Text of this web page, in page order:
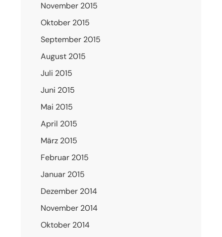
November 2015
Oktober 2015
September 2015
August 2015
Juli 2015
Juni 2015
Mai 2015
April 2015
März 2015
Februar 2015
Januar 2015
Dezember 2014
November 2014
Oktober 2014